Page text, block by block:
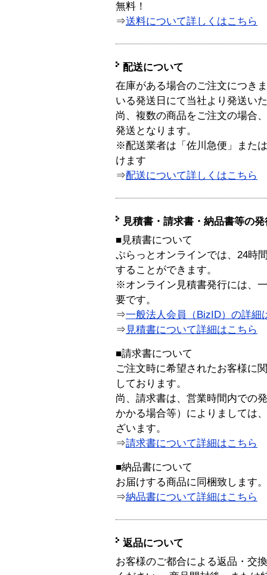
無料！
⇒送料について詳しくはこちら
配送について
在庫がある場合のご注文につき
いる発送日にて当社より発送い
尚、複数の商品をご注文の場合
発送となります。
※配送業者は「佐川急便」また
けます
⇒配送について詳しくはこちら
見積書・請求書・納品書等の
■見積書について
ぷらっとオンラインでは、24時
することができます。
※オンライン見積書発行には、
要です。
⇒一般法人会員（BizID）の詳細
⇒ 見積書について詳細はこちら
■請求書について
ご注文時に希望されたお客様に
しております。
尚、請求書は、営業時間内での
かかる場合等）によりましては
ざいます。
⇒請求書について詳細はこちら
■納品書について
お届けする商品に同梱致します。
⇒納品書について詳細はこちら
返品について
お客様のご都合による返品・交